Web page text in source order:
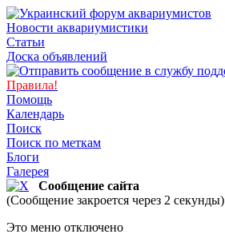
Новости аквариумистики
Статьи
Доска объявлений
Правила!
Помощь
Календарь
Поиск
Поиск по меткам
Блоги
Галерея
Сообщение сайта
(Сообщение закроется через 2 секунды)
Это меню отключено